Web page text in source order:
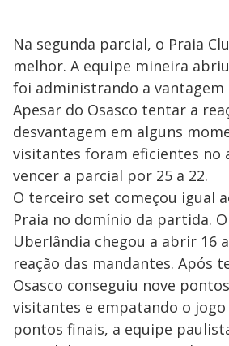
Na segunda parcial, o Praia
melhor. A equipe mineira
foi administrando a vantagem
Apesar do Osasco tentar a
desvantagem em alguns
visitantes foram eficientes no
vencer a parcial por 25 a 22.
O terceiro set começou igual
Praia no domínio da partida.
Uberlândia chegou a abrir 16
reação das mandantes. Após
Osasco conseguiu nove
visitantes e empatando o jogo
pontos finais, a equipe